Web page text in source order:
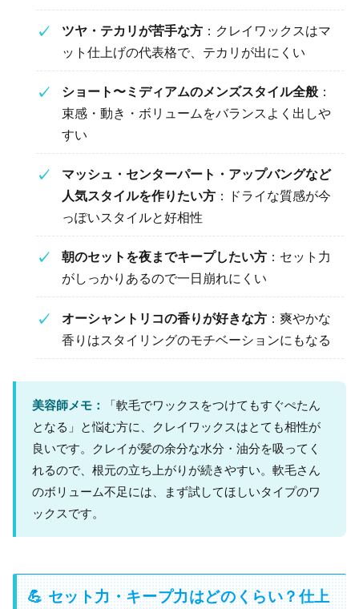
ツヤ・テカリが苦手な方 ：クレイワックスはマ
ット仕上げの代表格で、テカリが出にくい
ショート〜ミディアムのメンズスタイル全般 ：
束感・動き・ボリュームをバランスよく出しや
すい
マッシュ・センターパート・アップバングなど
人気スタイルを作りたい方 ：ドライな質感が今
っぽいスタイルと好相性
朝のセットを夜までキープしたい方 ：セット力
がしっかりあるので一日崩れにくい
オーシャントリコの香りが好きな方 ：爽やかな
香りはスタイリングのモチベーションにもなる
美容師メモ：
「軟毛でワックスをつけてもすぐぺたん
となる」と悩む方に、クレイワックスはとても相性が
良いです。クレイが髪の余分な水分・油分を吸ってく
れるので、根元の立ち上がりが続きやすい。軟毛さん
のボリューム不足には、まず試してほしいタイプのワ
ックスです。
💪 セット力・キープ力はどのくらい？仕上